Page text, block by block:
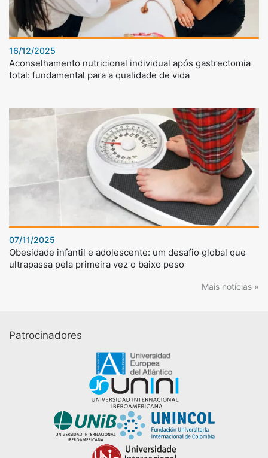
16/12/2025
Aconselhamento nutricional individual após gastrectomia
total: fundamental para a qualidade de vida
07/11/2025
Obesidade infantil e adolescente: um desafio global que
ultrapassa pela primeira vez o baixo peso
Mais notícias »
Patrocinadores